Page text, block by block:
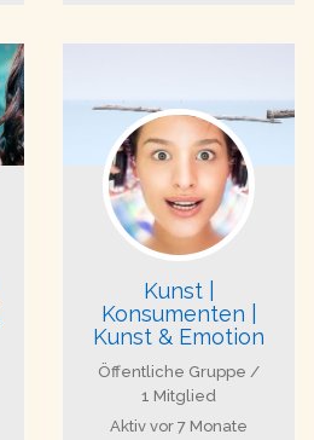
Kunst |
Konsumenten |
Kunst & Emotion
Öffentliche Gruppe /
1 Mitglied
Aktiv vor 7 Monate